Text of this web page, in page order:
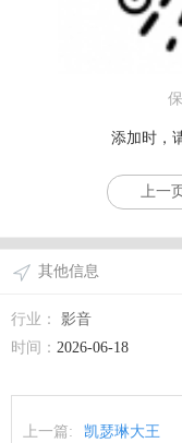
添加时，
上一页
其他信息
行业： 影音
时间： 2026-06-18
上一篇: 凯瑟琳大王